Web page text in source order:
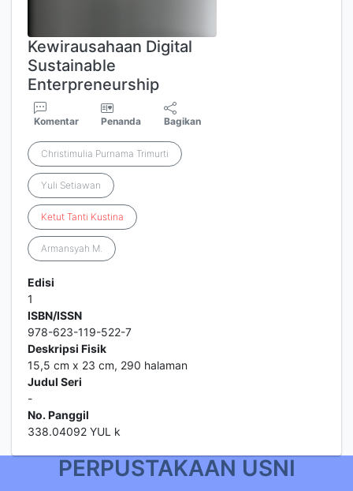
Kewirausahaan Digital
Sustainable
Enterpreneurship
Komentar Penanda Bagikan
Christimulia Purnama Trimurti
Yuli Setiawan
Ketut Tanti Kustina
Armansyah M.
Edisi
1
ISBN/ISSN
978-623-119-522-7
Deskripsi Fisik
15,5 cm x 23 cm, 290 halaman
Judul Seri
-
No. Panggil
338.04092 YUL k
PERPUSTAKAAN USNI